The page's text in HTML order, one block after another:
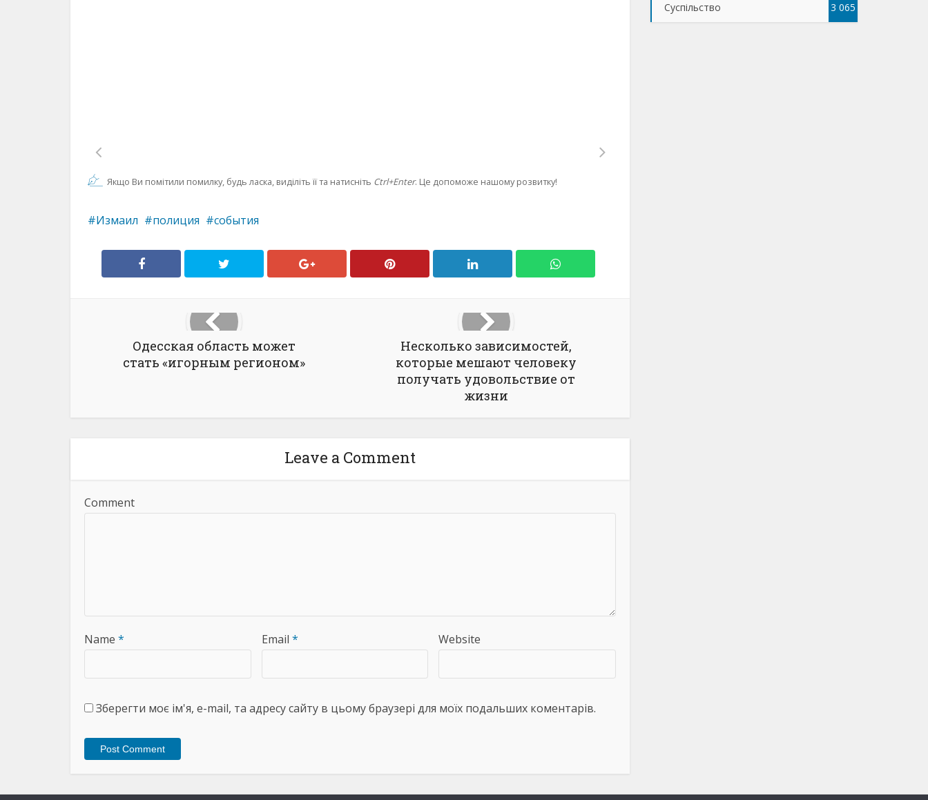
Якщо Ви помітили помилку, будь ласка, виділіть її та натисніть Ctrl+Enter. Це допоможе нашому розвитку!
Измаил полиция события
Одесская область может
стать «игорным регионом»
Несколько зависимостей,
которые мешают человеку
получать удовольствие от
жизни
Leave a Comment
Comment
Name * Email * Website
Зберегти моє ім'я, e-mail, та адресу сайту в цьому браузері для моїх подальших коментарів.
Суспільство 3 065